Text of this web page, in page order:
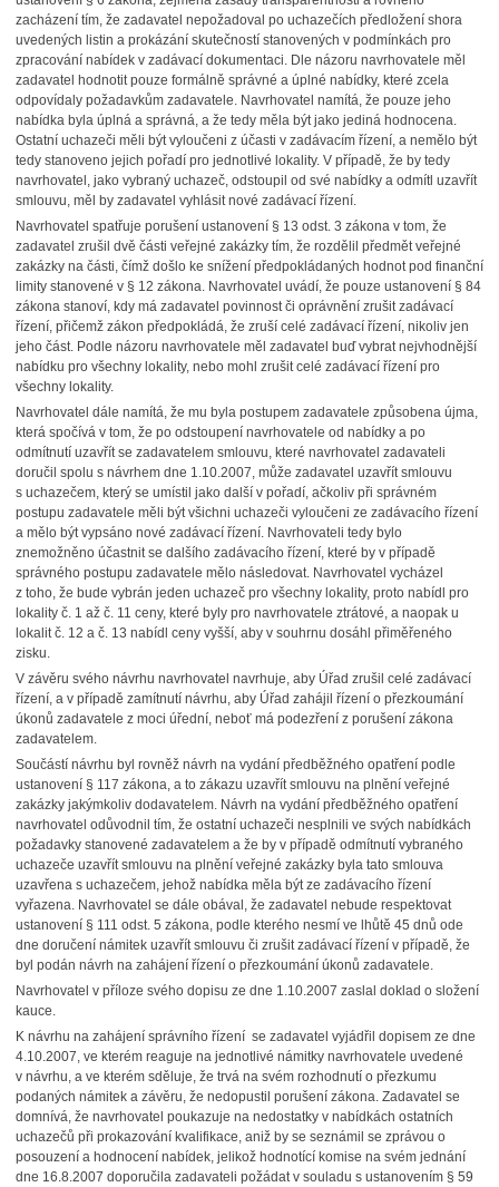
zacházení tím, že zadavatel nepožadoval po uchazečích předložení shora
uvedených listin a prokázání skutečností stanovených v podmínkách pro
zpracování nabídek v zadávací dokumentaci. Dle názoru navrhovatele měl
zadavatel hodnotit pouze formálně správné a úplné nabídky, které zcela
odpovídaly požadavkům zadavatele. Navrhovatel namítá, že pouze jeho
nabídka byla úplná a správná, a že tedy měla být jako jediná hodnocena.
Ostatní uchazeči měli být vyloučeni z účasti v zadávacím řízení, a nemělo být
tedy stanoveno jejich pořadí pro jednotlivé lokality. V případě, že by tedy
navrhovatel, jako vybraný uchazeč, odstoupil od své nabídky a odmítl uzavřít
smlouvu, měl by zadavatel vyhlásit nové zadávací řízení.
Navrhovatel spatřuje porušení ustanovení § 13 odst. 3 zákona v tom, že
zadavatel zrušil dvě části veřejné zakázky tím, že rozdělil předmět veřejné
zakázky na části, čímž došlo ke snížení předpokládaných hodnot pod finanční
limity stanovené v § 12 zákona. Navrhovatel uvádí, že pouze ustanovení § 84
zákona stanoví, kdy má zadavatel povinnost či oprávnění zrušit zadávací
řízení, přičemž zákon předpokládá, že zruší celé zadávací řízení, nikoliv jen
jeho část. Podle názoru navrhovatele měl zadavatel buď vybrat nejvhodnější
nabídku pro všechny lokality, nebo mohl zrušit celé zadávací řízení pro
všechny lokality.
Navrhovatel dále namítá, že mu byla postupem zadavatele způsobena újma,
která spočívá v tom, že po odstoupení navrhovatele od nabídky a po
odmítnutí uzavřít se zadavatelem smlouvu, které navrhovatel zadavateli
doručil spolu s návrhem dne 1.10.2007, může zadavatel uzavřít smlouvu
s uchazečem, který se umístil jako další v pořadí, ačkoliv při správném
postupu zadavatele měli být všichni uchazeči vyloučeni ze zadávacího řízení
a mělo být vypsáno nové zadávací řízení. Navrhovateli tedy bylo
znemožněno účastnit se dalšího zadávacího řízení, které by v případě
správného postupu zadavatele mělo následovat. Navrhovatel vycházel
z toho, že bude vybrán jeden uchazeč pro všechny lokality, proto nabídl pro
lokality č. 1 až č. 11 ceny, které byly pro navrhovatele ztrátové, a naopak u
lokalit č. 12 a č. 13 nabídl ceny vyšší, aby v souhrnu dosáhl přiměřeného
zisku.
V závěru svého návrhu navrhovatel navrhuje, aby Úřad zrušil celé zadávací
řízení, a v případě zamítnutí návrhu, aby Úřad zahájil řízení o přezkoumání
úkonů zadavatele z moci úřední, neboť má podezření z porušení zákona
zadavatelem.
Součástí návrhu byl rovněž návrh na vydání předběžného opatření podle
ustanovení § 117 zákona, a to zákazu uzavřít smlouvu na plnění veřejné
zakázky jakýmkoliv dodavatelem. Návrh na vydání předběžného opatření
navrhovatel odůvodnil tím, že ostatní uchazeči nesplnili ve svých nabídkách
požadavky stanovené zadavatelem a že by v případě odmítnutí vybraného
uchazeče uzavřít smlouvu na plnění veřejné zakázky byla tato smlouva
uzavřena s uchazečem, jehož nabídka měla být ze zadávacího řízení
vyřazena. Navrhovatel se dále obával, že zadavatel nebude respektovat
ustanovení § 111 odst. 5 zákona, podle kterého nesmí ve lhůtě 45 dnů ode
dne doručení námitek uzavřít smlouvu či zrušit zadávací řízení v případě, že
byl podán návrh na zahájení řízení o přezkoumání úkonů zadavatele.
Navrhovatel v příloze svého dopisu ze dne 1.10.2007 zaslal doklad o složení
kauce.
K návrhu na zahájení správního řízení se zadavatel vyjádřil dopisem ze dne
4.10.2007, ve kterém reaguje na jednotlivé námitky navrhovatele uvedené
v návrhu, a ve kterém sděluje, že trvá na svém rozhodnutí o přezkumu
podaných námitek a závěru, že nedopustil porušení zákona. Zadavatel se
domnívá, že navrhovatel poukazuje na nedostatky v nabídkách ostatních
uchazečů při prokazování kvalifikace, aniž by se seznámil se zprávou o
posouzení a hodnocení nabídek, jelikož hodnotící komise na svém jednání
dne 16.8.2007 doporučila zadavateli požádat v souladu s ustanovením § 59